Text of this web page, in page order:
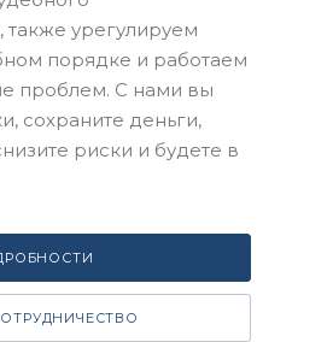
также урегулируем
порядке и работаем
проблем. С нами вы
сохраните деньги,
риски и будете в